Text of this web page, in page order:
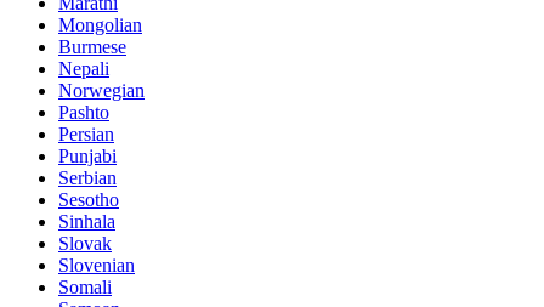
Mongolian
Burmese
Nepali
Norwegian
Pashto
Persian
Punjabi
Serbian
Sesotho
Sinhala
Slovak
Slovenian
Somali